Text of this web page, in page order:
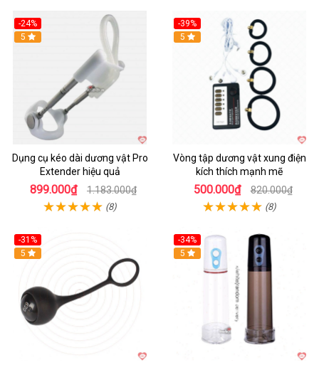
-24%
Hot
5
Dụng cụ kéo dài dương vật Pro
Extender hiệu quả
899.000₫ 1.183.000₫
(8)
-39%
Hot
5
Vòng tập dương vật xung điện
kích thích mạnh mẽ
500.000₫ 820.000₫
(8)
-31%
Hot
5
-34%
Hot
5